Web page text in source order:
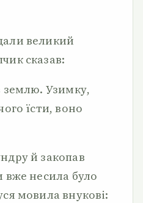
великий
сказав:
землю. Узимку,
їсти, воно
й закопав
вже несила було
мовила внукові: